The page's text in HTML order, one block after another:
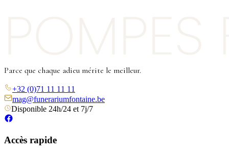
Parce que chaque adieu mérite le meilleur.
+32 (0)71 11 11 11
mag@funerariumfontaine.be
Disponible 24h/24 et 7j/7
Accès rapide